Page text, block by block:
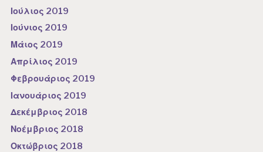
Ιούλιος 2019
Ιούνιος 2019
Μάιος 2019
Απρίλιος 2019
Φεβρουάριος 2019
Ιανουάριος 2019
Δεκέμβριος 2018
Νοέμβριος 2018
Οκτώβριος 2018